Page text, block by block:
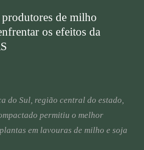
de milho
os efeitos da
do Sul, região central do estado,
permitiu o melhor
em lavouras de milho e soja